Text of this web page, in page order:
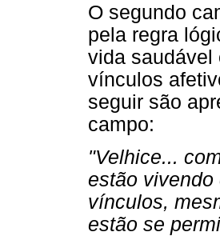
O segundo
pela regra
vida saudável
vínculos
seguir são
campo:
"Velhice...
estão
vínculos,
estão se